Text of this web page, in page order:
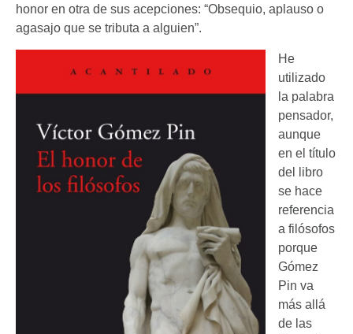
honor en otra de sus acepciones: “Obsequio, aplauso o
agasajo que se tributa a alguien”.
He
utilizado
la palabra
pensador,
aunque
en el título
del libro
se hace
referencia
a filósofos
porque
Gómez
Pin va
más allá
de las